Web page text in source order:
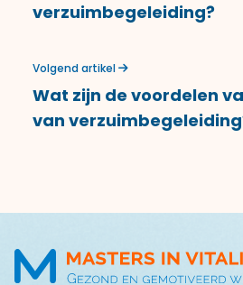
verzuimbegeleiding?
Volgend artikel
Wat zijn de voordelen
van